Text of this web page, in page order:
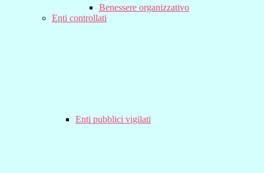
Benessere organizzativo
Enti controllati
Enti pubblici vigilati